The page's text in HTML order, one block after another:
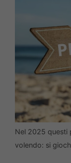
Nel 2025 questi
volendo: si